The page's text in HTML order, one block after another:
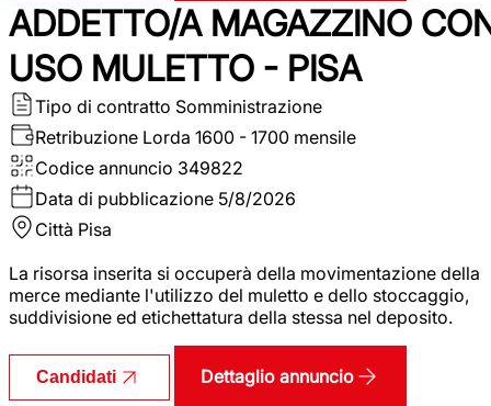
ADDETTO/A MAGAZZINO
USO MULETTO - PISA
Tipo di contratto Somministrazione
Retribuzione Lorda 1600 - 1700 mensile
Codice annuncio 349822
Data di pubblicazione 5/8/2026
Città Pisa
La risorsa inserita si occuperà della movimentazione della
merce mediante l'utilizzo del muletto e dello stoccaggio,
suddivisione ed etichettatura della stessa nel deposito.
Candidati Dettaglio annuncio